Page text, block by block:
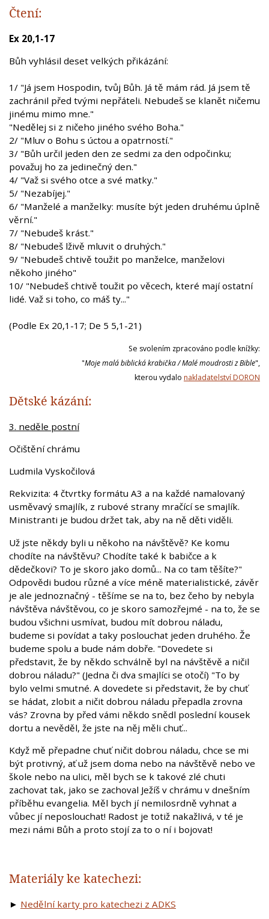
Čtení:
Ex 20,1-17
Bůh vyhlásil deset velkých přikázání:
1/ "Já jsem Hospodin, tvůj Bůh. Já tě mám rád. Já jsem tě
zachránil před tvými nepřáteli. Nebudeš se klanět ničemu
jinému mimo mne."
"Nedělej si z ničeho jiného svého Boha."
2/ "Mluv o Bohu s úctou a opatrností."
3/ "Bůh určil jeden den ze sedmi za den odpočinku;
považuj ho za jedinečný den."
4/ "Važ si svého otce a své matky."
5/ "Nezabíjej."
6/ "Manželé a manželky: musíte být jeden druhému úplně
věrní."
7/ "Nebudeš krást."
8/ "Nebudeš lživě mluvit o druhých."
9/ "Nebudeš chtivě toužit po manželce, manželovi
někoho jiného"
10/ "Nebudeš chtivě toužit po věcech, které mají ostatní
lidé. Važ si toho, co máš ty..."
(Podle Ex 20,1-17; De 5 5,1-21)
Se svolením zpracováno podle knížky:
"Moje malá biblická krabička / Malé moudrosti z Bible",
kterou vydalo nakladatelství DORON
Dětské kázání:
3. neděle postní
Očištění chrámu
Ludmila Vyskočilová
Rekvizita: 4 čtvrtky formátu A3 a na každé namalovaný
usměvavý smajlík, z rubové strany mračící se smajlík.
Ministranti je budou držet tak, aby na ně děti viděli.
Už jste někdy byli u někoho na návštěvě? Ke komu
chodíte na návštěvu? Chodíte také k babičce a k
dědečkovi? To je skoro jako domů... Na co tam těšíte?"
Odpovědi budou různé a více méně materialistické, závěr
je ale jednoznačný - těšíme se na to, bez čeho by nebyla
návštěva návštěvou, co je skoro samozřejmé - na to, že se
budou všichni usmívat, budou mít dobrou náladu,
budeme si povídat a taky poslouchat jeden druhého. Že
budeme spolu a bude nám dobře. "Dovedete si
představit, že by někdo schválně byl na návštěvě a ničil
dobrou náladu?" (Jedna či dva smajlíci se otočí) "To by
bylo velmi smutné. A dovedete si představit, že by chuť
se hádat, zlobit a ničit dobrou náladu přepadla zrovna
vás? Zrovna by před vámi někdo snědl poslední kousek
dortu a nevěděl, že jste na něj měli chuť...
Když mě přepadne chuť ničit dobrou náladu, chce se mi
být protivný, ať už jsem doma nebo na návštěvě nebo ve
škole nebo na ulici, měl bych se k takové zlé chuti
zachovat tak, jako se zachoval Ježíš v chrámu v dnešním
příběhu evangelia. Měl bych jí nemilosrdně vyhnat a
vůbec jí neposlouchat! Radost je totiž nakažlivá, v té je
mezi námi Bůh a proto stojí za to o ní i bojovat!
Materiály ke katechezi:
► Nedělní karty pro katechezi z ADKS